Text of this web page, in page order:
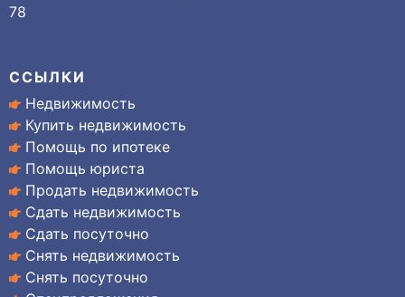
78
ССЫЛКИ
Недвижимость
Купить недвижимость
Помощь по ипотеке
Помощь юриста
Продать недвижимость
Сдать недвижимость
Сдать посуточно
Снять недвижимость
Снять посуточно